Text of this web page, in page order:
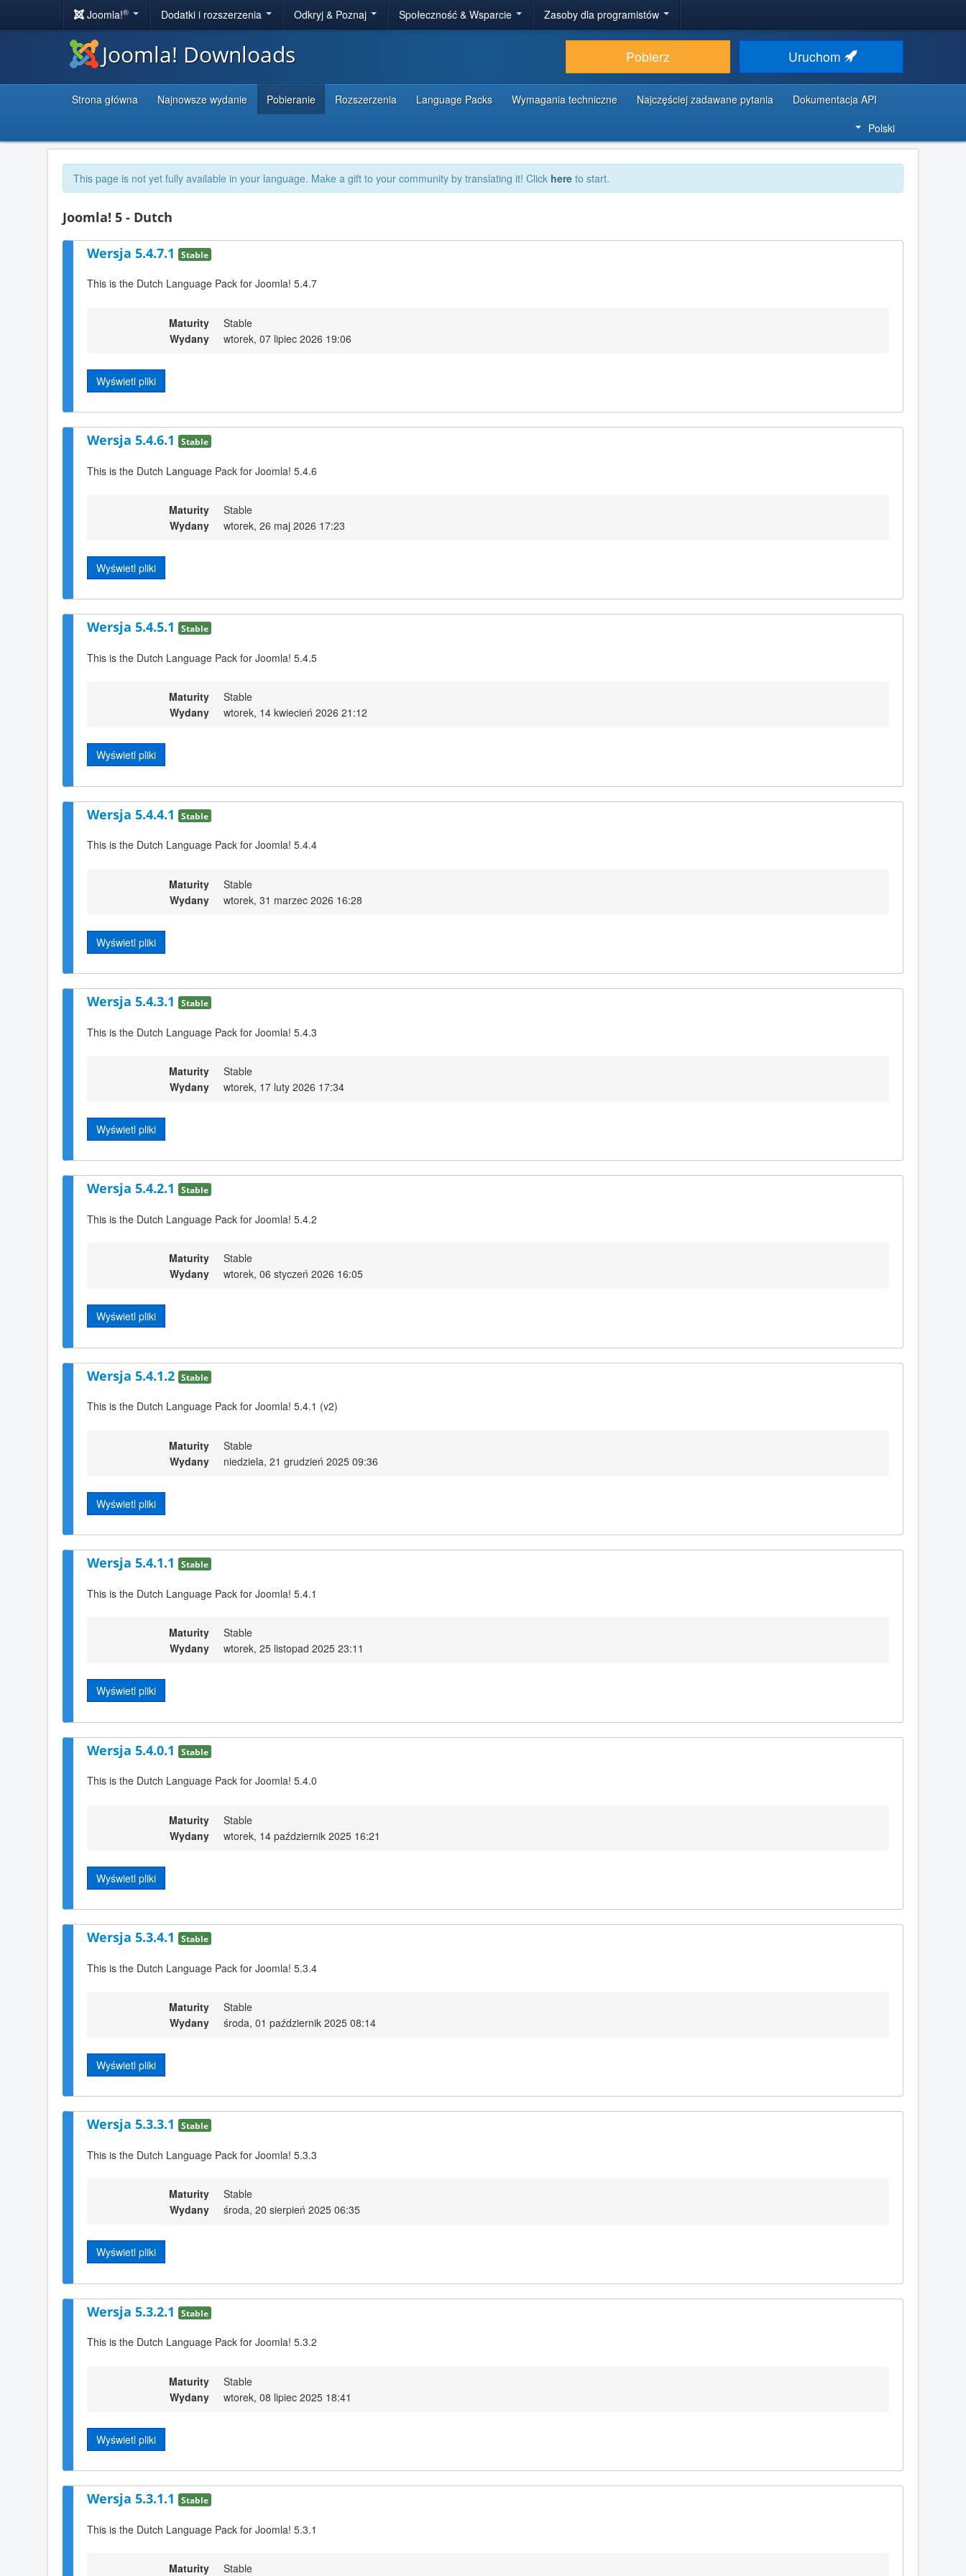
Joomla!® Dodatki i rozszerzenia Odkryj & Poznaj Społeczność & Wsparcie Zasoby dla programistów
Joomla! Downloads Pobierz Uruchom
Strona główna Najnowsze wydanie Pobieranie Rozszerzenia Language Packs Wymagania techniczne Najczęściej zadawane pytania
Dokumentacja API
Polski
This page is not yet fully available in your language. Make a gift to your community by translating it! Click here to start.
Joomla! 5 - Dutch
Wersja 5.4.7.1 Stable
This is the Dutch Language Pack for Joomla! 5.4.7
Maturity
Stable
Wydany
wtorek, 07 lipiec 2026 19:06
Wyświetl pliki
Wersja 5.4.6.1 Stable
This is the Dutch Language Pack for Joomla! 5.4.6
Maturity
Stable
Wydany
wtorek, 26 maj 2026 17:23
Wyświetl pliki
Wersja 5.4.5.1 Stable
This is the Dutch Language Pack for Joomla! 5.4.5
Maturity
Stable
Wydany
wtorek, 14 kwiecień 2026 21:12
Wyświetl pliki
Wersja 5.4.4.1 Stable
This is the Dutch Language Pack for Joomla! 5.4.4
Maturity
Stable
Wydany
wtorek, 31 marzec 2026 16:28
Wyświetl pliki
Wersja 5.4.3.1 Stable
This is the Dutch Language Pack for Joomla! 5.4.3
Maturity
Stable
Wydany
wtorek, 17 luty 2026 17:34
Wyświetl pliki
Wersja 5.4.2.1 Stable
This is the Dutch Language Pack for Joomla! 5.4.2
Maturity
Stable
Wydany
wtorek, 06 styczeń 2026 16:05
Wyświetl pliki
Wersja 5.4.1.2 Stable
This is the Dutch Language Pack for Joomla! 5.4.1 (v2)
Maturity
Stable
Wydany
niedziela, 21 grudzień 2025 09:36
Wyświetl pliki
Wersja 5.4.1.1 Stable
This is the Dutch Language Pack for Joomla! 5.4.1
Maturity
Stable
Wydany
wtorek, 25 listopad 2025 23:11
Wyświetl pliki
Wersja 5.4.0.1 Stable
This is the Dutch Language Pack for Joomla! 5.4.0
Maturity
Stable
Wydany
wtorek, 14 październik 2025 16:21
Wyświetl pliki
Wersja 5.3.4.1 Stable
This is the Dutch Language Pack for Joomla! 5.3.4
Maturity
Stable
Wydany
środa, 01 październik 2025 08:14
Wyświetl pliki
Wersja 5.3.3.1 Stable
This is the Dutch Language Pack for Joomla! 5.3.3
Maturity
Stable
Wydany
środa, 20 sierpień 2025 06:35
Wyświetl pliki
Wersja 5.3.2.1 Stable
This is the Dutch Language Pack for Joomla! 5.3.2
Maturity
Stable
Wydany
wtorek, 08 lipiec 2025 18:41
Wyświetl pliki
Wersja 5.3.1.1 Stable
This is the Dutch Language Pack for Joomla! 5.3.1
Maturity Stable